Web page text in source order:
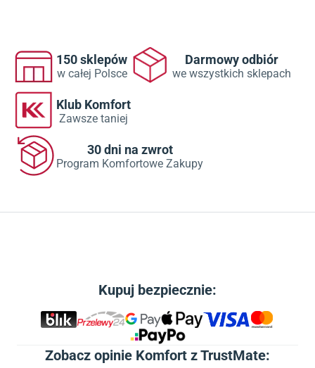
150 sklepów
w całej Polsce
Darmowy odbiór
we wszystkich sklepach
Klub Komfort
Zawsze taniej
30 dni na zwrot
Program Komfortowe Zakupy
Kupuj bezpiecznie:
Zobacz opinie Komfort z TrustMate: